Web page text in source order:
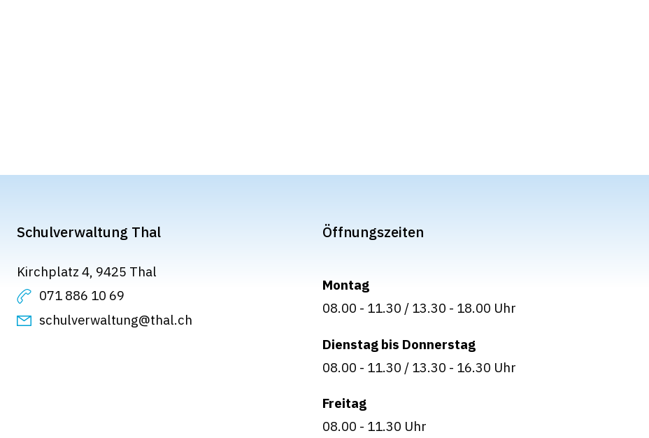
Schulverwaltung Thal
Kirchplatz 4, 9425 Thal
071 886 10 69
schulverwaltung@thal.ch
Öffnungszeiten
Montag
08.00 - 11.30 / 13.30 - 18.00 Uhr
Dienstag bis Donnerstag
08.00 - 11.30 / 13.30 - 16.30 Uhr
Freitag
08.00 - 11.30 Uhr